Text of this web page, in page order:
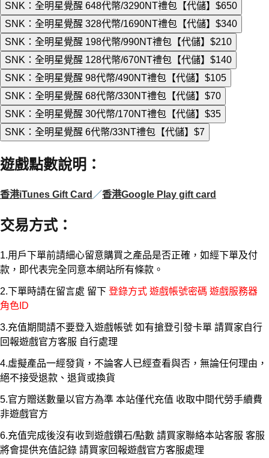
SNK：全明星覺醒 648代幤/3290NT禮包【代儲】 $650
SNK：全明星覺醒 328代幣/1690NT禮包【代儲】 $340
SNK：全明星覺醒 198代幤/990NT禮包【代儲】 $210
SNK：全明星覺醒 128代幤/670NT禮包【代儲】 $140
SNK：全明星覺醒 98代幣/490NT禮包【代儲】 $105
SNK：全明星覺醒 68代幤/330NT禮包【代儲】 $70
SNK：全明星覺醒 30代幣/170NT禮包【代儲】 $35
SNK：全明星覺醒 6代幤/33NT禮包【代儲】 $7
遊戲點數說明 ：
香港iTunes Gift Card ／香港Google Play gift card
交易方式：
1.用戶下單前請細心留意購買之產品是否正確，如經下單及付
款，即代表完全同意本網站所有條款。
2.下單時請在留言處 留下 登錄方式 遊戲帳號密碼 遊戲服務器
角色ID
3.充值期間請不要登入遊戲帳號 如有搶登引發卡單 請買家自行
回報遊戲官方客服 自行處理
4.虛擬產品一經發貨，不論客人已經查看與否，無論任何理由，
絕不接受退款、退貨或換貨
5.官方贈送數量以官方為準 本站僅代充值 收取中間代勞手續費
非遊戲官方
6.充值完成後沒有收到遊戲鑽石/點數 請買家聯絡本站客服 客服
將會提供充值記錄 請買家回報遊戲官方客服處理